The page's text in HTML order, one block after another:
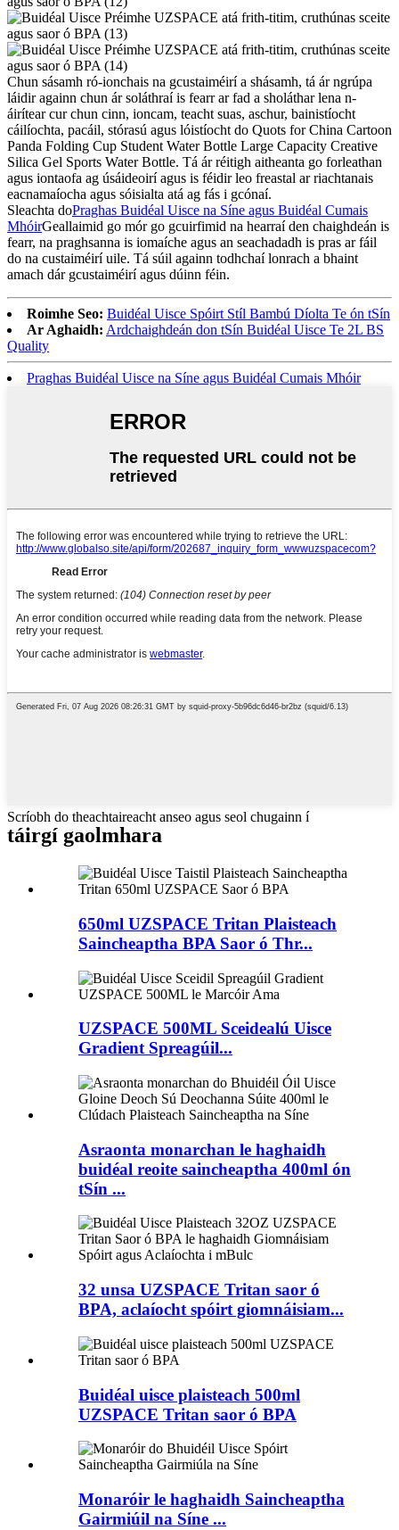
Chun sásamh ró-ionchais na gcustaiméirí a shásamh, tá ár ngrúpa
láidir againn chun ár soláthraí is fearr ar fad a sholáthar lena n-
áirítear cur chun cinn, ioncam, teacht suas, aschur, bainistíocht
cáilíochta, pacáil, stórasú agus lóistíocht do Quots for China Cartoon
Panda Folding Cup Student Water Bottle Large Capacity Creative
Silica Gel Sports Water Bottle. Tá ár réitigh aitheanta go forleathan
agus iontaofa ag úsáideoirí agus is féidir leo freastal ar riachtanais
eacnamaíocha agus sóisialta atá ag fás i gcónaí.
Sleachta doPraghas Buidéal Uisce na Síne agus Buidéal Cumais
MhóirGeallaimid go mór go gcuirfimid na hearraí den chaighdeán is
fearr, na praghsanna is iomaíche agus an seachadadh is pras ar fáil
do na custaiméirí uile. Tá súil againn todhchaí lonrach a bhaint
amach dár gcustaiméirí agus dúinn féin.
Roimhe Seo: Buidéal Uisce Spóirt Stíl Bambú Díolta Te ón tSín
Ar Aghaidh: Ardchaighdeán don tSín Buidéal Uisce Te 2L BS
Quality
Praghas Buidéal Uisce na Síne agus Buidéal Cumais Mhóir
Scríobh do theachtaireacht anseo agus seol chugainn í
táirgí gaolmhara
650ml UZSPACE Tritan Plaisteach
Saincheaptha BPA Saor ó Thr...
UZSPACE 500ML Sceidealú Uisce
Gradient Spreagúil...
Asraonta monarchan le haghaidh
buidéal reoite saincheaptha 400ml ón
tSín ...
32 unsa UZSPACE Tritan saor ó
BPA, aclaíocht spóirt giomnáisiam...
Buidéal uisce plaisteach 500ml
UZSPACE Tritan saor ó BPA
Monaróir le haghaidh Saincheaptha
Gairmiúil na Síne ...